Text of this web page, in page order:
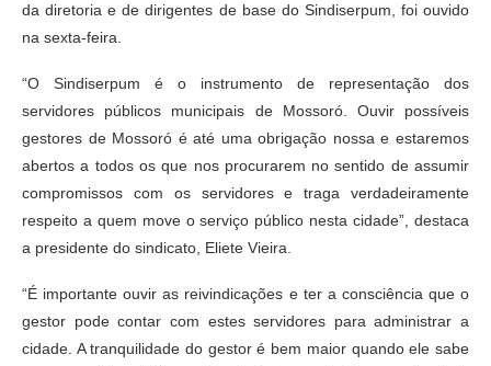
da diretoria e de dirigentes de base do Sindiserpum, foi ouvido
na sexta-feira.
“O Sindiserpum é o instrumento de representação dos
servidores públicos municipais de Mossoró. Ouvir possíveis
gestores de Mossoró é até uma obrigação nossa e estaremos
abertos a todos os que nos procurarem no sentido de assumir
compromissos com os servidores e traga verdadeiramente
respeito a quem move o serviço público nesta cidade”, destaca
a presidente do sindicato, Eliete Vieira.
“É importante ouvir as reivindicações e ter a consciência que o
gestor pode contar com estes servidores para administrar a
cidade. A tranquilidade do gestor é bem maior quando ele sabe